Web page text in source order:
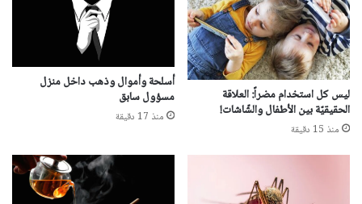
ليس كل استخدام مضراً: العلاقة
الحقيقيّة بين الأطفال والشّاشات!
منذ 15 دقيقة
أسلحة وأموال وذهب داخل منزل
مسؤول سابق
منذ 17 دقيقة